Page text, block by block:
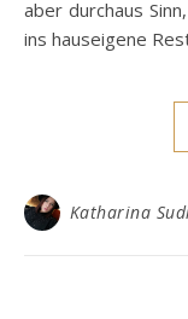
aber durchaus
ins hauseigene
Katharina